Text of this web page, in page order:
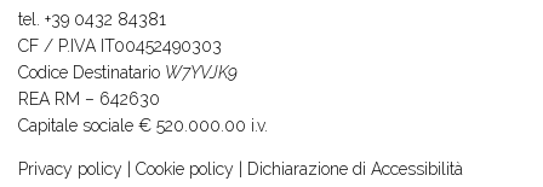
tel. +39 0432 84381
CF / P.IVA IT00452490303
Codice Destinatario W7YVJK9
REA RM – 642630
Capitale sociale € 520.000.00 i.v.
Privacy policy Cookie policy
Dichiarazione di Accessibilità